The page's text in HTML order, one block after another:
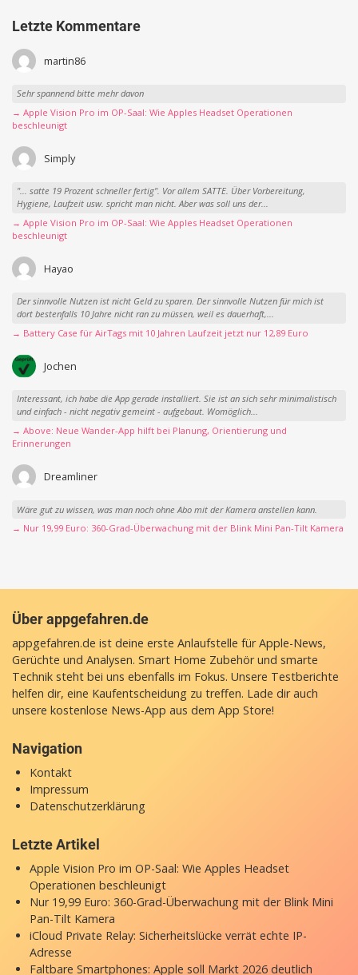
Letzte Kommentare
martin86
Sehr spannend bitte mehr davon
→ Apple Vision Pro im OP-Saal: Wie Apples Headset Operationen
beschleunigt
Simply
"... satte 19 Prozent schneller fertig". Vor allem SATTE. Über Vorbereitung,
Hygiene, Laufzeit usw. spricht man nicht. Aber was soll uns der...
→ Apple Vision Pro im OP-Saal: Wie Apples Headset Operationen
beschleunigt
Hayao
Der sinnvolle Nutzen ist nicht Geld zu sparen. Der sinnvolle Nutzen für mich ist
dort bestenfalls 10 Jahre nicht ran zu müssen, weil es dauerhaft,...
→ Battery Case für AirTags mit 10 Jahren Laufzeit jetzt nur 12,89 Euro
Jochen
Interessant, ich habe die App gerade installiert. Sie ist an sich sehr minimalistisch
und einfach - nicht negativ gemeint - aufgebaut. Womöglich...
→ Above: Neue Wander-App hilft bei Planung, Orientierung und
Erinnerungen
Dreamliner
Wäre gut zu wissen, was man noch ohne Abo mit der Kamera anstellen kann.
→ Nur 19,99 Euro: 360-Grad-Überwachung mit der Blink Mini Pan-Tilt Kamera
Über appgefahren.de
appgefahren.de ist deine erste Anlaufstelle für Apple-News,
Gerüchte und Analysen. Smart Home Zubehör und smarte
Technik steht bei uns ebenfalls im Fokus. Unsere Testberichte
helfen dir, eine Kaufentscheidung zu treffen. Lade dir auch
unsere kostenlose News-App aus dem App Store!
Navigation
Kontakt
Impressum
Datenschutzerklärung
Letzte Artikel
Apple Vision Pro im OP-Saal: Wie Apples Headset
Operationen beschleunigt
Nur 19,99 Euro: 360-Grad-Überwachung mit der Blink Mini
Pan-Tilt Kamera
iCloud Private Relay: Sicherheitslücke verrät echte IP-
Adresse
Faltbare Smartphones: Apple soll Markt 2026 deutlich